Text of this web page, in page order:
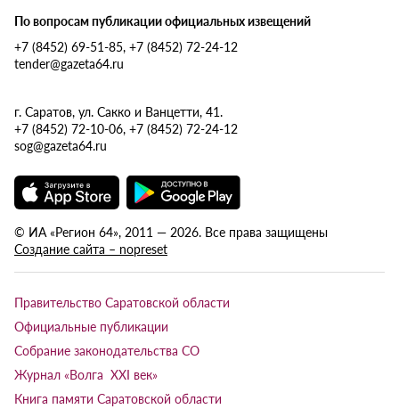
По вопросам публикации официальных извещений
+7 (8452) 69-51-85, +7 (8452) 72-24-12
tender@gazeta64.ru
г. Саратов, ул. Сакко и Ванцетти, 41.
+7 (8452) 72-10-06, +7 (8452) 72-24-12
sog@gazeta64.ru
© ИА «Регион 64», 2011 — 2026. Все права защищены
Создание сайта – nopreset
Правительство Саратовской области
Официальные публикации
Собрание законодательства СО
Журнал «Волга XXI век»
Книга памяти Саратовской области